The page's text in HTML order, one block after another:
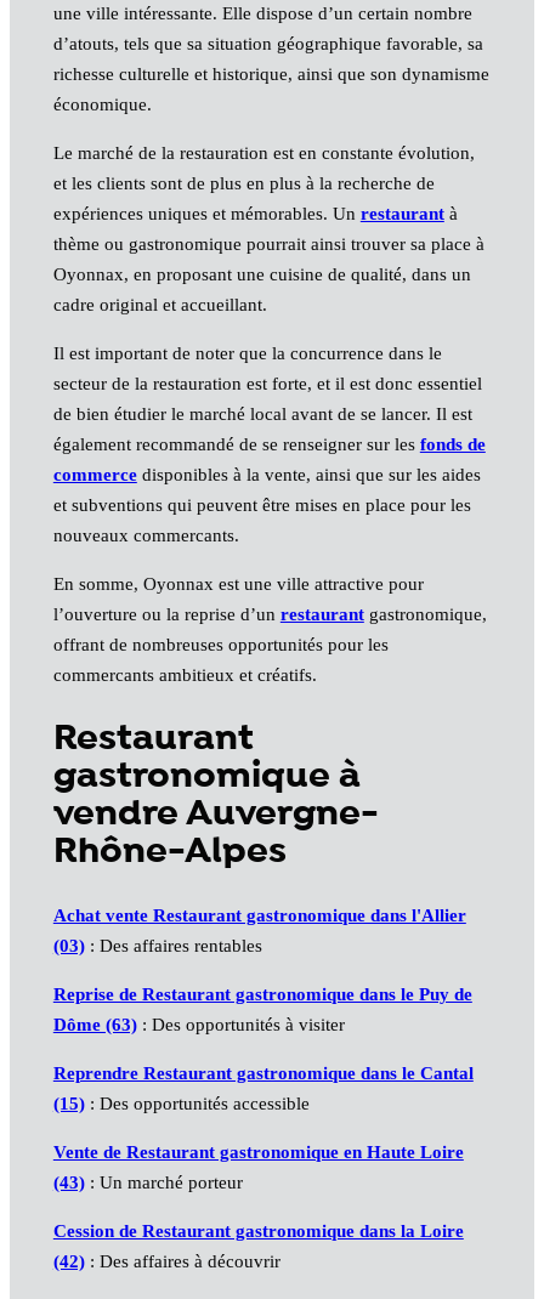
une ville intéressante. Elle dispose d’un certain nombre
d’atouts, tels que sa situation géographique favorable, sa
richesse culturelle et historique, ainsi que son dynamisme
économique.
Le marché de la restauration est en constante évolution,
et les clients sont de plus en plus à la recherche de
expériences uniques et mémorables. Un restaurantà
thème ou gastronomique pourrait ainsi trouver sa place à
Oyonnax, en proposant une cuisine de qualité, dans un
cadre original et accueillant.
Il est important de noter que la concurrence dans le
secteur de la restauration est forte, et il est donc essentiel
de bien étudier le marché local avant de se lancer. Il est
également recommandé de se renseigner sur les fonds de
commercedisponibles à la vente, ainsi que sur les aides
et subventions qui peuvent être mises en place pour les
nouveaux commercants.
En somme, Oyonnax est une ville attractive pour
l’ouverture ou la reprise d’un restaurantgastronomique,
offrant de nombreuses opportunités pour les
commercants ambitieux et créatifs.
Restaurant
gastronomique à
vendre Auvergne-
Rhône-Alpes
Achat vente Restaurant gastronomique dans l'Allier
(03): Des affaires rentables
Reprise de Restaurant gastronomique dans le Puy de
Dôme (63): Des opportunités à visiter
Reprendre Restaurant gastronomique dans le Cantal
(15): Des opportunités accessible
Vente de Restaurant gastronomique en Haute Loire
(43): Un marché porteur
Cession de Restaurant gastronomique dans la Loire
(42): Des affaires à découvrir